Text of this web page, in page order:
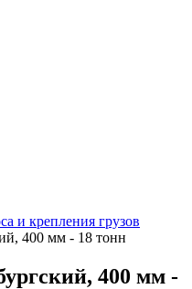
и крепления грузов
400 мм - 18 тонн
400 мм -